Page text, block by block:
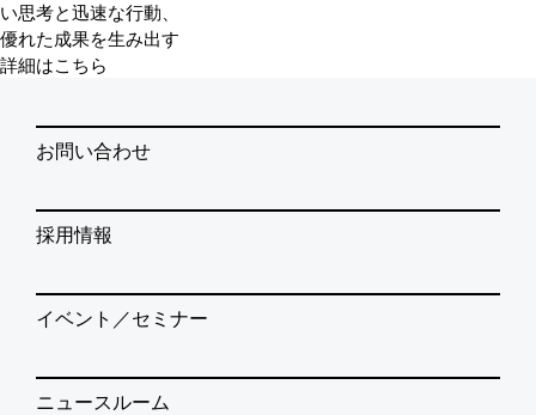
い思考と迅速な行動、
優れた成果を生み出す
詳細はこちら
お問い合わせ
採用情報
イベント／セミナー
ニュースルーム